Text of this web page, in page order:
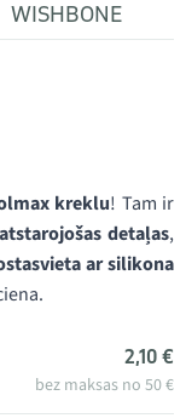
WISHBONE
kreklu! Tam ir
atstarojošas detaļas,
ar silikona
2,10 €
bez maksas no 50 €